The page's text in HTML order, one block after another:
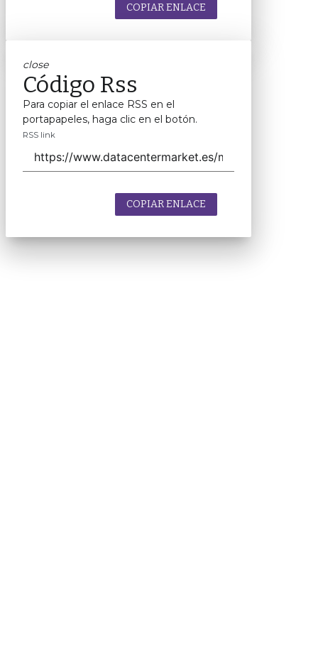
COPIAR ENLACE
close
Código Rss
Para copiar el enlace RSS en el
portapapeles, haga clic en el botón.
RSS link
COPIAR ENLACE